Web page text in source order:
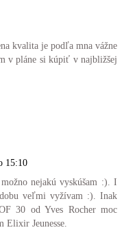
kvalita je podľa mna vážne
v pláne si kúpiť v najbližšej
15:10
nejakú vyskúšam :). I
veľmi vyžívam :). Inak
30 od Yves Rocher moc
Elixir Jeunesse.